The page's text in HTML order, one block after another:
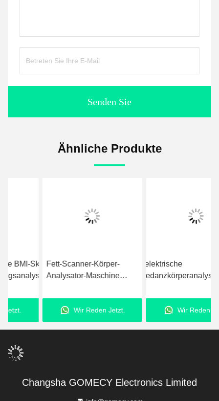
Senden Sie
Ähnliche Produkte
Fett-Scanner-Körper-
Analysator-Maschine
Touchscreen
Wir Reden Jetzt.
Bioelektrische
Wir Reden Jetzt.
ODM
Changsha GOMECY Electronics Limited